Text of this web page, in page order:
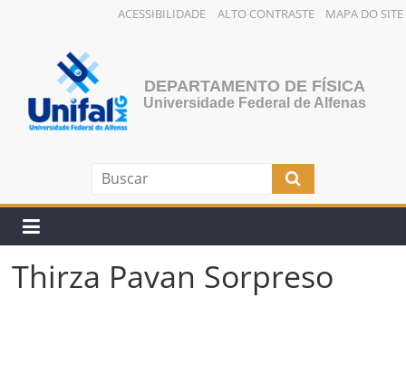
ACESSIBILIDADE ALTO CONTRASTE MAPA DO SITE
conteúdo
DEPARTAMENTO DE FÍSICA
Universidade Federal de Alfenas
Thirza Pavan Sorpreso